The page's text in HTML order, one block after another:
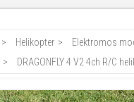
Helikopter
Elektromos
DRAGONFLY 4 V2 4ch R/C